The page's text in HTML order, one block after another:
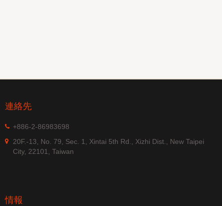
連絡先
+886-2-86983698
20F.-13, No. 79, Sec. 1, Xintai 5th Rd., Xizhi Dist., New Taipei
City, 22101, Taiwan
情報